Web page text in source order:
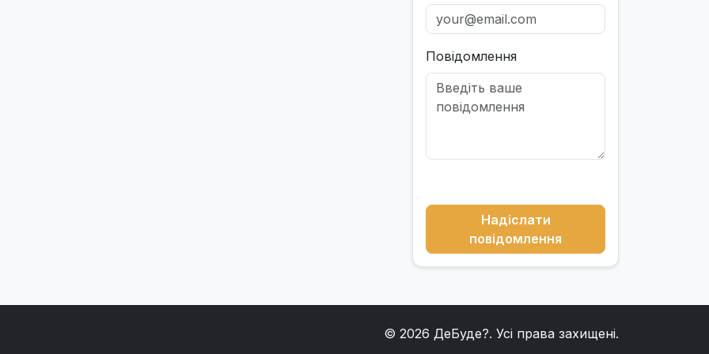
Повідомлення
Надіслати
повідомлення
© 2026 ДеБуде?. Усі права захищені.